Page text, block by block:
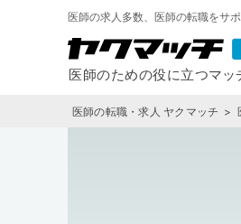
医師の求人多数、医師の転職をサ
医師の転職・求人 ヤクマッチ